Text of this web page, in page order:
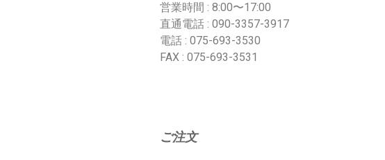
営業時間 : 8:00〜17:00
直通電話 : 090-3357-3917
電話 : 075-693-3530
FAX : 075-693-3531
ご注文